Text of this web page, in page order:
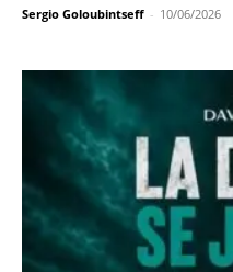
Sergio Goloubintseff - 10/06/2026